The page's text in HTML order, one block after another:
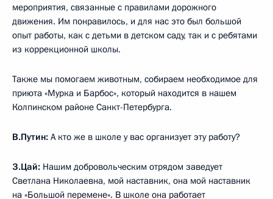
мероприятия, связанные с правилами дорожного
движения. Им понравилось, и для нас это был большой
опыт работы, как с детьми в детском саду, так и с ребятами
из коррекционной школы.
Также мы помогаем животным, собираем необходимое для
приюта «Мурка и Барбос», который находится в нашем
Колпинском районе Санкт-Петербурга.
В.Путин: А кто же в школе у вас организует эту работу?
З.Цай: Нашим добровольческим отрядом заведует
Светлана Николаевна, мой наставник, она мой наставник
на «Большой перемене». В школе она работает